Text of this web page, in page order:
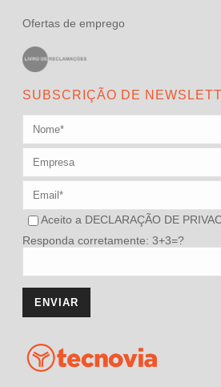
Ofertas de emprego
SUBSCRIÇÃO DE
Aceito a DECLARAÇÃO DE
Responda corretamente: 3+3=?